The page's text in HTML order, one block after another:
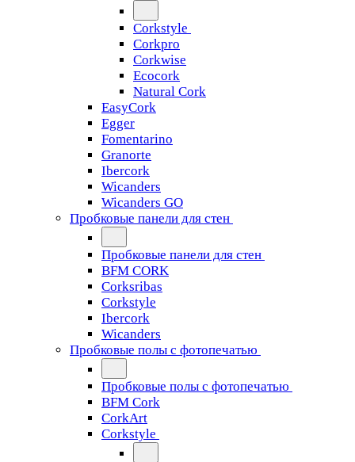
Corkstyle
Corkpro
Corkwise
Ecocork
Natural Cork
EasyCork
Egger
Fomentarino
Granorte
Ibercork
Wicanders
Wicanders GO
Пробковые панели для стен
Пробковые панели для стен
BFM CORK
Corksribas
Corkstyle
Ibercork
Wicanders
Пробковые полы с фотопечатью
Пробковые полы с фотопечатью
BFM Cork
CorkArt
Corkstyle